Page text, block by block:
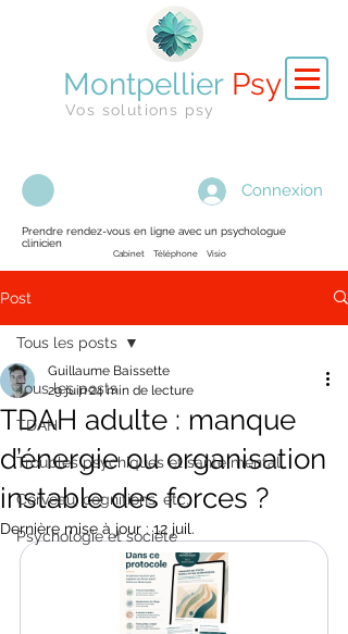
Montpellier Psy
Vos solutions psy
Connexion
Prendre rendez-vous en ligne avec un psychologue
clinicien
Cabinet Téléphone Visio
Post
Tous les posts
TDAH
Troubles psychiques et santé mental
Cerveau, cognitions, etc.
Psychologie et société
Tous les posts
TDAH adulte : manque
d’énergie ou organisation
instable des forces ?
Guillaume Baissette
29 juin24 min de lecture
Dernière mise à jour :12 juil.